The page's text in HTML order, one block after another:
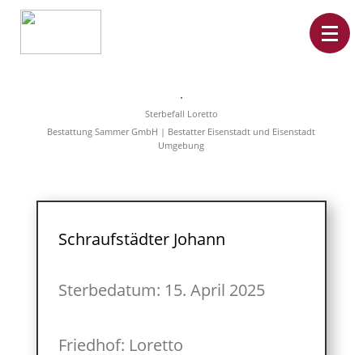
Rat&Hilfe
Sterbefälle
Sterbefall Loretto
Bestattung Sammer GmbH | Bestatter Eisenstadt und Eisenstadt
Umgebung
Schraufstädter Johann
Sterbedatum: 15. April 2025
Friedhof: Loretto